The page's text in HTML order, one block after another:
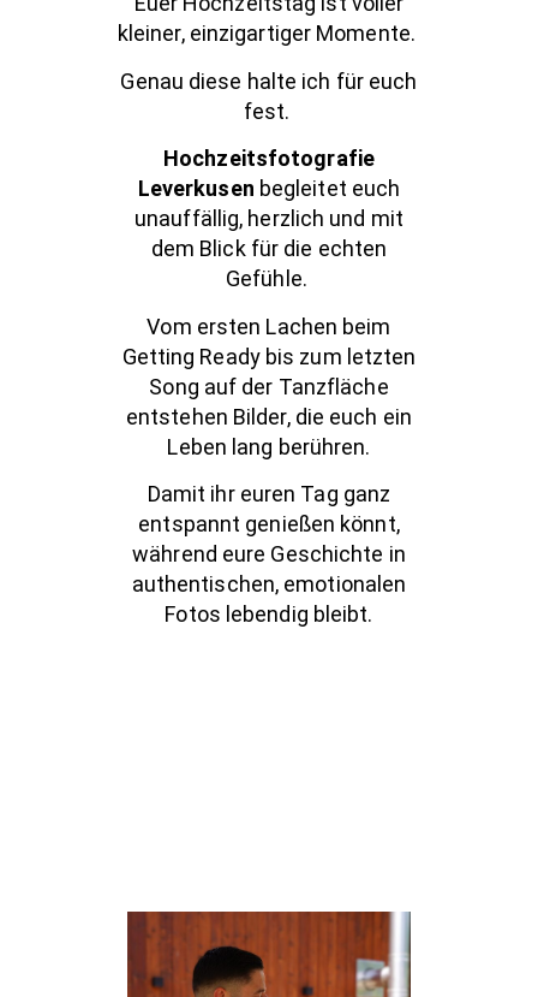
kleiner, einzigartiger Momente.
Genau diese halte ich für euch
fest.
Hochzeitsfotografie
Leverkusen begleitet euch
unauffällig, herzlich und mit
dem Blick für die echten
Gefühle.
Vom ersten Lachen beim
Getting Ready bis zum letzten
Song auf der Tanzfläche
entstehen Bilder, die euch ein
Leben lang berühren.
Damit ihr euren Tag ganz
entspannt genießen könnt,
während eure Geschichte in
authentischen, emotionalen
Fotos lebendig bleibt.